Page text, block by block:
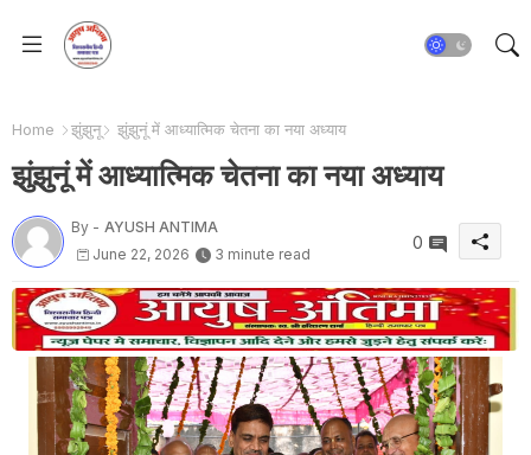
Home झुंझुनू झुंझुनूं में आध्यात्मिक चेतना का नया अध्याय
झुंझुनूं में आध्यात्मिक चेतना का नया अध्याय
By - AYUSH ANTIMA
June 22, 2026
3 minute read
0